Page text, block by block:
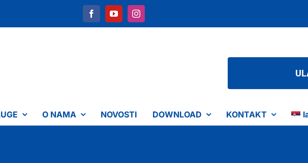
O NAMA NOVOSTI DOWNLOAD KONTAKT